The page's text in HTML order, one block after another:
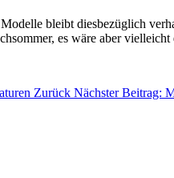
bleibt diesbezüglich
es wäre aber
Zurück Nächster Beitrag: